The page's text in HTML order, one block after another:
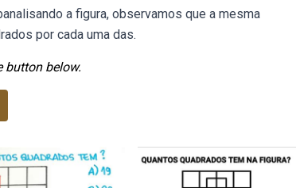
a figura, observamos que a mesma
por cada uma das.
button below.